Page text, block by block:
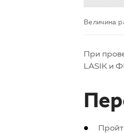
Величина
При
LASIK и